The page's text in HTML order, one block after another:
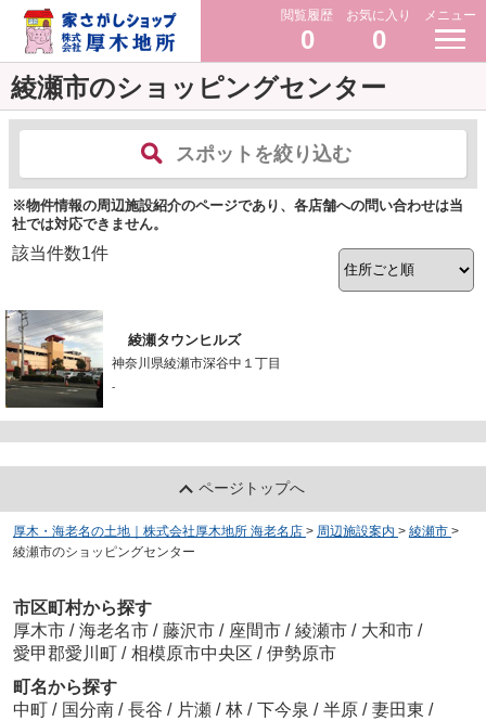
閲覧履歴
0
お気に入り
0
メニュー
綾瀬市のショッピングセンター
スポットを絞り込む
※物件情報の周辺施設紹介のページであり、各店舗への問い合わせは当
社では対応できません。
該当件数1件
綾瀬タウンヒルズ
神奈川県綾瀬市深谷中１丁目
-
ページトップへ
厚木・海老名の土地｜株式会社厚木地所 海老名店 > 周辺施設案内 > 綾瀬市 >
綾瀬市のショッピングセンター
市区町村から探す
厚木市 / 海老名市 / 藤沢市 / 座間市 / 綾瀬市 / 大和市 /
愛甲郡愛川町 / 相模原市中央区 / 伊勢原市
町名から探す
中町 / 国分南 / 長谷 / 片瀬 / 林 / 下今泉 / 半原 / 妻田東 /